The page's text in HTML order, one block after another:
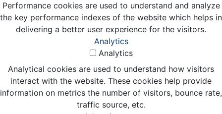
Performance cookies are used to understand and analyze
the key performance indexes of the website which helps in
delivering a better user experience for the visitors.
Analytics
Analytics
Analytical cookies are used to understand how visitors
interact with the website. These cookies help provide
information on metrics the number of visitors, bounce rate,
traffic source, etc.